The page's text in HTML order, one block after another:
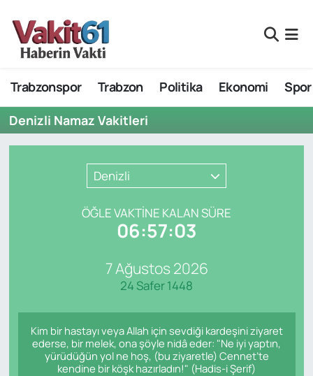
Trabzonspor Trabzon Politika Ekonomi
Spor
Denizli Namaz Vakitleri
Denizli
ÖĞLE VAKTİNE KALAN SÜRE
06:57:03
7 Ağustos 2026
24 Safer 1448
Kim bir hastayı veya Allah için sevdiği kardeşini ziyaret
ederse, bir melek, ona şöyle nidâ eder: "Ne iyi yaptın,
yürüdüğün yol ne hoş, (bu ziyaretle) Cennet’te
kendine bir köşk hazırladın!" (Hadis-i Şerif)
Nöbetçi Eczaneler
Hava Durumu
Namaz Vakitleri
Trafik Durumu
Tüm Manşetler
Son Dakika Haberleri